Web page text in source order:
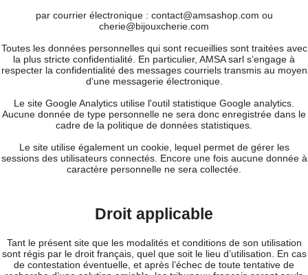
par courrier électronique : contact@amsashop.com ou
cherie@bijouxcherie.com
Toutes les données personnelles qui sont recueillies sont traitées avec
la plus stricte confidentialité. En particulier, AMSA sarl s’engage à
respecter la confidentialité des messages courriels transmis au moyen
d’une messagerie électronique.
Le site Google Analytics utilise l'outil statistique Google analytics.
Aucune donnée de type personnelle ne sera donc enregistrée dans le
cadre de la politique de données statistiques.
Le site utilise également un cookie, lequel permet de gérer les
sessions des utilisateurs connectés. Encore une fois aucune donnée à
caractère personnelle ne sera collectée.
Droit applicable
Tant le présent site que les modalités et conditions de son utilisation
sont régis par le droit français, quel que soit le lieu d’utilisation. En cas
de contestation éventuelle, et après l’échec de toute tentative de